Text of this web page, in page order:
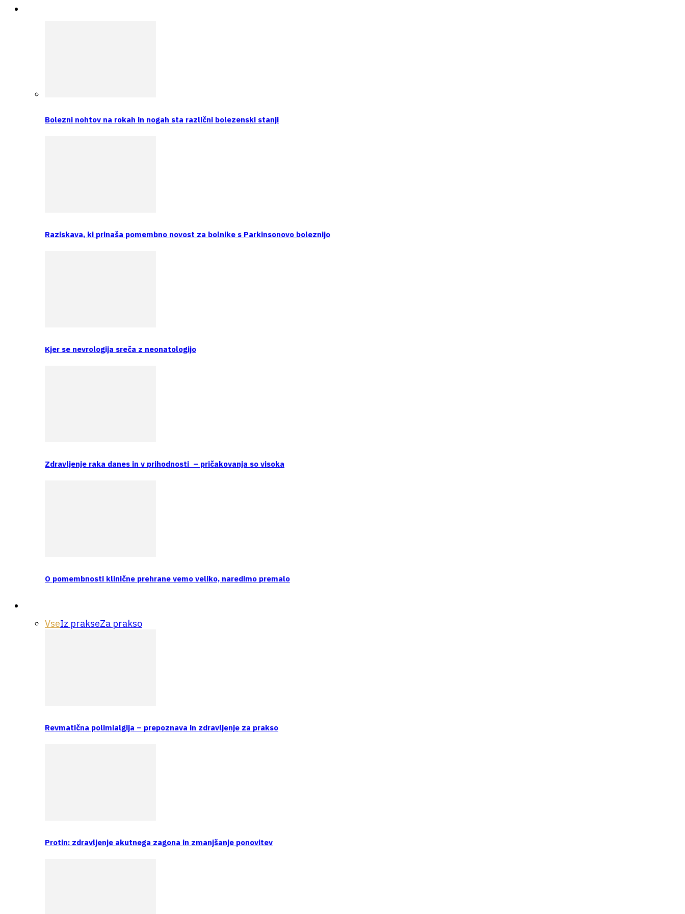
Bolezni nohtov na rokah in nogah sta različni bolezenski stanji
Raziskava, ki prinaša pomembno novost za bolnike s Parkinsonovo boleznijo
Kjer se nevrologija sreča z neonatologijo
Zdravljenje raka danes in v prihodnosti – pričakovanja so visoka
O pomembnosti klinične prehrane vemo veliko, naredimo premalo
VseIz prakseZa prakso
Revmatična polimialgija – prepoznava in zdravljenje za prakso
Protin: zdravljenje akutnega zagona in zmanjšanje ponovitev